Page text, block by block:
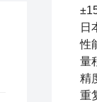
日
性
量
精
重